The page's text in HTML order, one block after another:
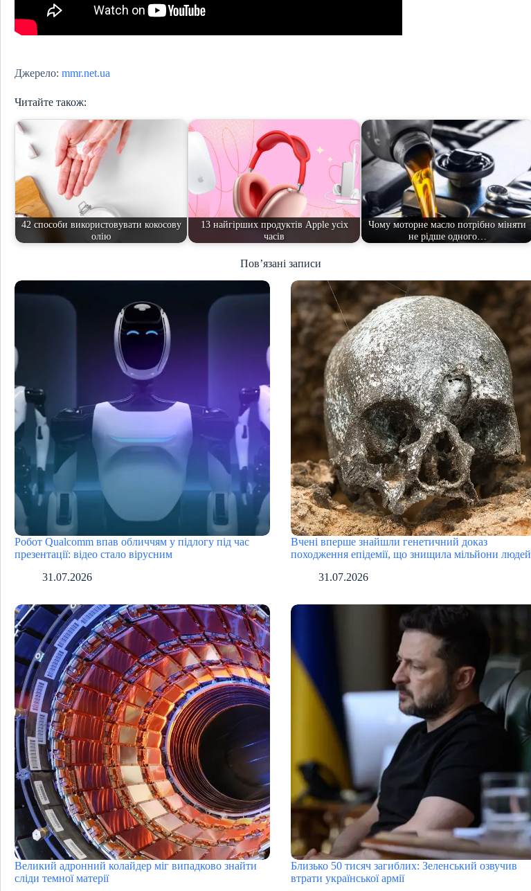
Джерело: mmr.net.ua
Читайте також:
42 способи використовувати кокосову
олію
13 найгірших продуктів Apple усіх
часів
Чому моторне масло потрібно міняти
не рідше одного…
Пов’язані записи
Робот Qualcomm впав обличчям у підлогу під час
презентації: відео стало вірусним
31.07.2026
Вчені вперше знайшли генетичний доказ
походження епідемії, що знищила мільйони людей
31.07.2026
Великий адронний колайдер міг випадково знайти
сліди темної матерії
Близько 50 тисяч загиблих: Зеленський озвучив
втрати української армії